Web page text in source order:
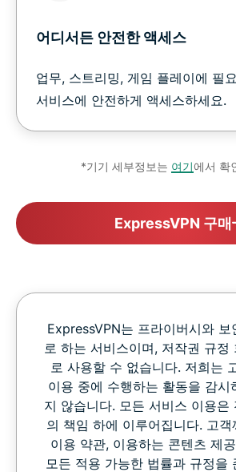
어디서든 안전한 액세스
업무, 스트리밍, 게임 플레이에 필
서비스에 안전하게 액세스하세요.
*기기 세부정보는 여기에서 확
ExpressVPN 구매
ExpressVPN는 프라이버시와 보
로 하는 서비스이며, 저작권 규정
로 사용할 수 없습니다. 저희는
이용 중에 수행하는 활동을 감시
지 않습니다. 모든 서비스 이용은
의 책임 하에 이루어집니다. 고객
이용 약관, 이용하는 콘텐츠 제
모든 적용 가능한 법률과 규정을